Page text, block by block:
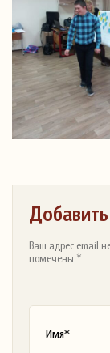
Ваш адрес email
помечены *